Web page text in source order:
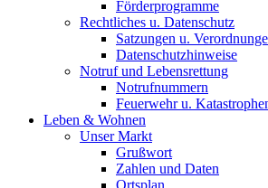
Förderprogramme
Rechtliches u. Datenschutz
Satzungen u.
Datenschutzhinweise
Notruf und Lebensrettung
Notrufnummern
Feuerwehr u.
Leben & Wohnen
Unser Markt
Grußwort
Zahlen und Daten
Ortsplan